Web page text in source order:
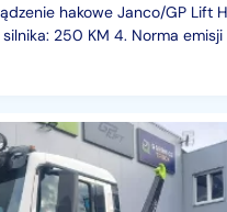
hakowe Janco/GP Lift
250 KM 4. Norma emisji
biegów: automatyczna6. Napę